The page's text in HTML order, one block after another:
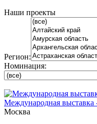
Наши проекты
Регион:
Номинация:
Международная
Москва